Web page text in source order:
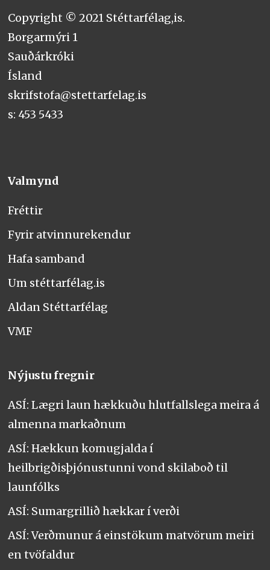
Copyright © 2021 Stéttarfélag,is.
Borgarmýri 1
Sauðárkróki
Ísland
skrifstofa@stettarfelag.is
s: 453 5433
Valmynd
Fréttir
Fyrir atvinnurekendur
Hafa samband
Um stéttarfélag.is
Aldan Stéttarfélag
VMF
Nýjustu fregnir
ASÍ: Lægri laun hækkuðu hlutfallslega meira á
almenna markaðnum
ASÍ: Hækkun komugjalda í
heilbrigðisþjónustunni vond skilaboð til
launfólks
ASÍ: Sumargrillið hækkar í verði
ASÍ: Verðmunur á einstökum matvörum meiri
en tvöfaldur